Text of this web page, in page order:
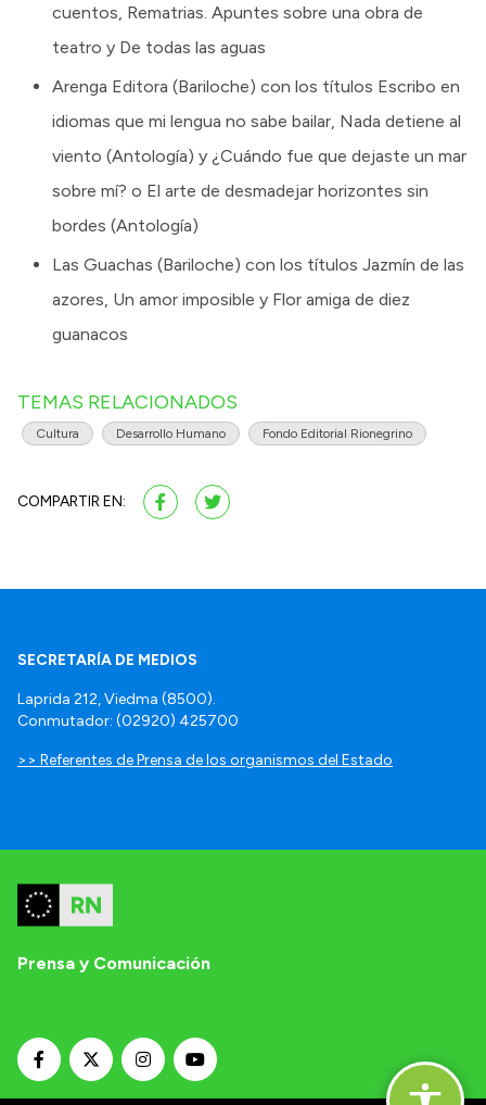
cuentos, Rematrias. Apuntes sobre una obra de
teatro y De todas las aguas
Arenga Editora (Bariloche) con los títulos Escribo en
idiomas que mi lengua no sabe bailar, Nada detiene al
viento (Antología) y ¿Cuándo fue que dejaste un mar
sobre mí? o El arte de desmadejar horizontes sin
bordes (Antología)
Las Guachas (Bariloche) con los títulos Jazmín de las
azores, Un amor imposible y Flor amiga de diez
guanacos
TEMAS RELACIONADOS
Cultura Desarrollo Humano Fondo Editorial Rionegrino
COMPARTIR EN:
SECRETARÍA DE MEDIOS
Laprida 212, Viedma (8500).
Conmutador: (02920) 425700
>> Referentes de Prensa de los organismos del Estado
Prensa y Comunicación